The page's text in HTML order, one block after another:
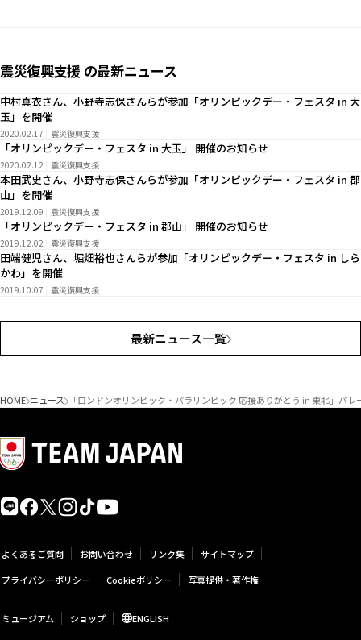
震災復興支援 の最新ニュース
中村真衣さん、小野寺志保さんらが参加「オリンピックデー・フェスタ in 大
玉」を開催
2020.02.17 震災復興支援
「オリンピックデー・フェスタ in 大玉」 開催のお知らせ
2020.02.12 震災復興支援
本田武史さん、小野寺志保さんらが参加「オリンピックデー・フェスタ in 郡
山」を開催
2019.12.09 震災復興支援
「オリンピックデー・フェスタ in 郡山」 開催のお知らせ
2019.12.02 震災復興支援
田端健児さん、堀畑裕也さんらが参加「オリンピックデー・フェスタ in しら
かわ」を開催
2019.10.07 震災復興支援
最新ニュース一覧
HOME ニュース 「ロンドンオリンピック・パラリンピック 応援ありがとう in 東北」パ
よくあるご質問 お問い合わせ リンク集
サイトマップ
プライバシーポリシー
Cookieポリシー 写真提供・著作権
ミュージアム ショップ ENGLISH